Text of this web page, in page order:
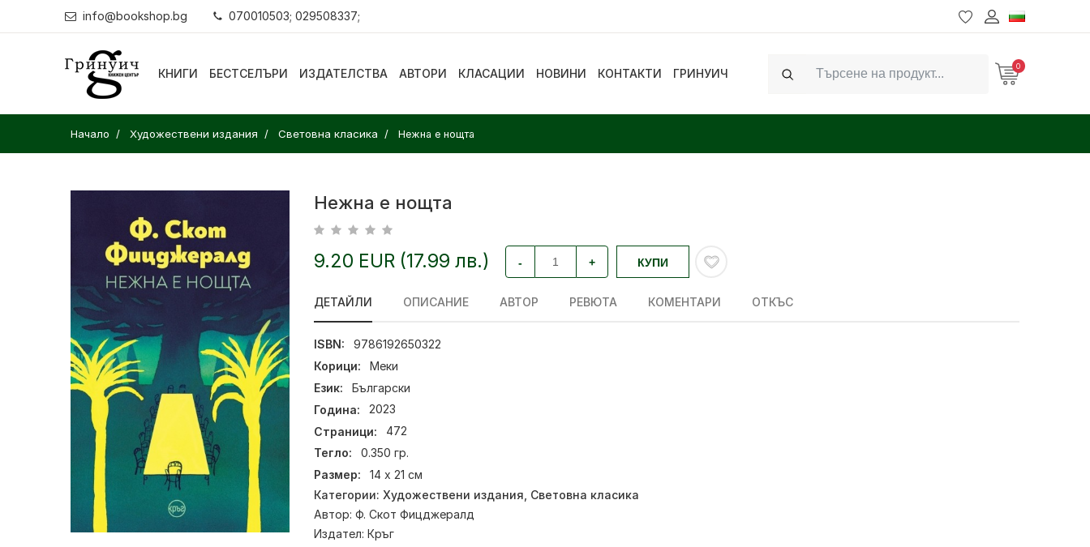
info@bookshop.bg 070010503; 029508337;
КНИГИ БЕСТСЕЛЪРИ ИЗДАТЕЛСТВА АВТОРИ КЛАСАЦИИ НОВИНИ КОНТАКТИ ГРИНУИЧ
Search
0
Начало Художествени издания Световна класика Нежна е нощта
Нежна е нощта
9.20 EUR (17.99 лв.) - + КУПИ
ДЕТАЙЛИ ОПИСАНИЕ АВТОР РЕВЮТА КОМЕНТАРИ ОТКЪС
ISBN:
9786192650322
Корици:
Меки
Език:
Български
Година:
2023
Страници:
472
Тегло:
0.350 гр.
Размер:
14 х 21 см
Категории: Художествени издания, Световна класика
Автор: Ф. Скот Фицджералд
Издател: Кръг